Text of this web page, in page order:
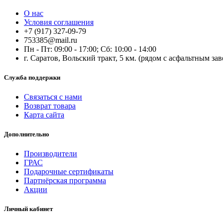
О нас
Условия соглашения
+7 (917) 327-09-79
753385@mail.ru
Пн - Пт: 09:00 - 17:00; Сб: 10:00 - 14:00
г. Саратов, Вольский тракт, 5 км. (рядом с асфальтным
Служба поддержки
Связаться с нами
Возврат товара
Карта сайта
Дополнительно
Производители
ГРАС
Подарочные сертификаты
Партнёрская программа
Акции
Личный кабинет